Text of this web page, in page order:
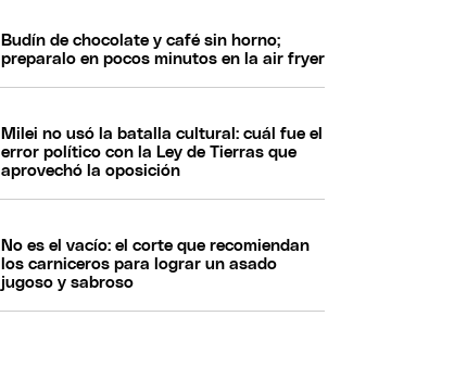
Budín de chocolate y café sin horno;
preparalo en pocos minutos en la air fryer
Milei no usó la batalla cultural: cuál fue el
error político con la Ley de Tierras que
aprovechó la oposición
No es el vacío: el corte que recomiendan
los carniceros para lograr un asado
jugoso y sabroso